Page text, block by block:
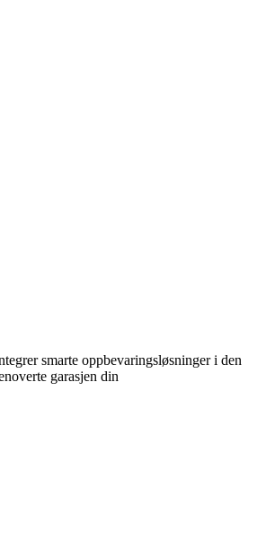
smarte oppbevaringsløsninger i den
garasjen din